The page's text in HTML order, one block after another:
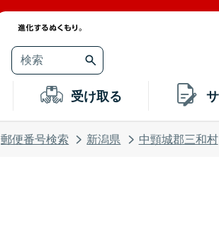
受け取る
郵便番号検索 新潟県 中頸城郡三和村